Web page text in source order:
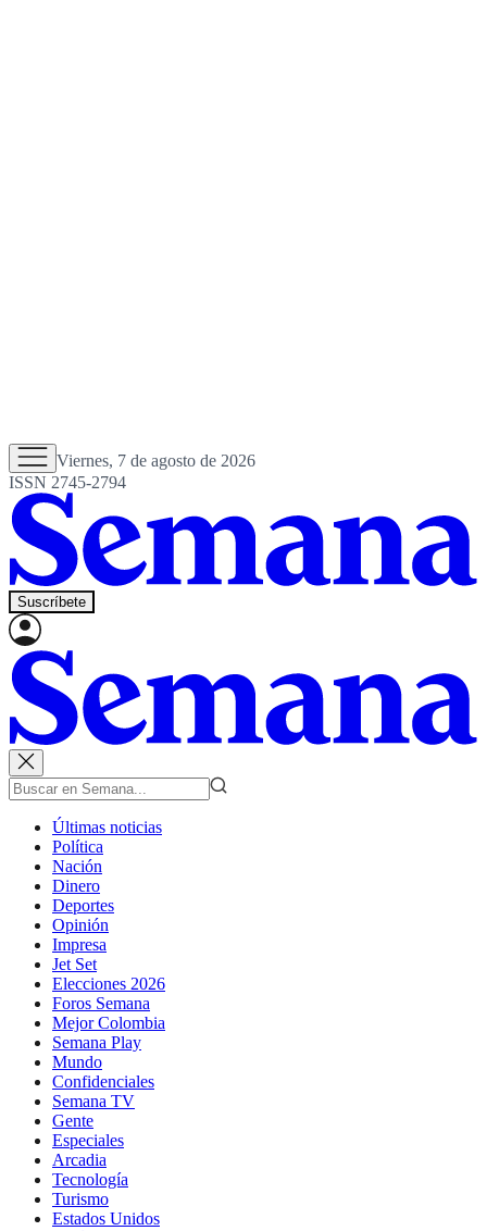
Viernes, 7 de agosto de 2026
ISSN 2745-2794
Suscríbete
Últimas noticias
Política
Nación
Dinero
Deportes
Opinión
Impresa
Jet Set
Elecciones 2026
Foros Semana
Mejor Colombia
Semana Play
Mundo
Confidenciales
Semana TV
Gente
Especiales
Arcadia
Tecnología
Turismo
Estados Unidos